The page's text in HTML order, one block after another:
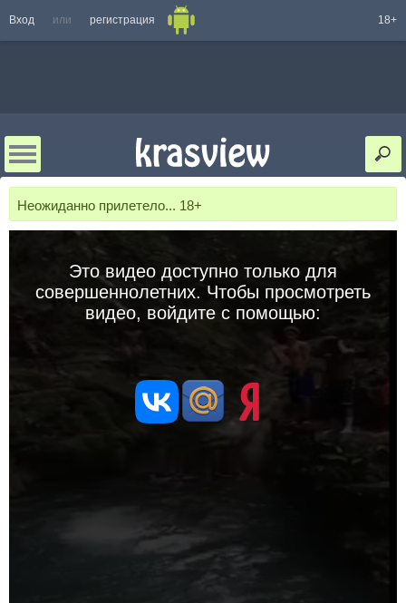
Вход или регистрация 18+
Неожиданно прилетело... 18+
Это видео доступно только для
совершеннолетних. Чтобы просмотреть
видео, войдите с помощью: